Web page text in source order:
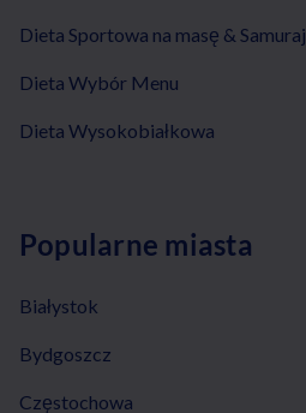
Dieta Sportowa na masę & Samuraj
Dieta Wybór Menu
Dieta Wysokobiałkowa
Popularne miasta
Białystok
Bydgoszcz
Częstochowa